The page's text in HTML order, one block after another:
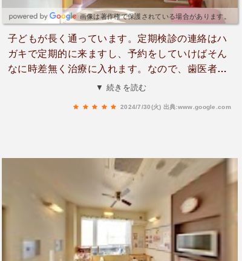
画像は著作権で保護されている場合があります。
子どもが長く通っています。定期検診の連絡はハ
ガキで定期的に来ますし、予約をしていけばそん
なに時差無く治療に入れます。なので、歯医者さ
んに来てあの音を聞いて居るうちに怖くなって泣
ていると思います。待合室にらチームラボのこび
との住まう黒板があり子ども達が飽きずに過ごし
▼ 続きを読む
2024/7/30(火) 出典:www.google.com